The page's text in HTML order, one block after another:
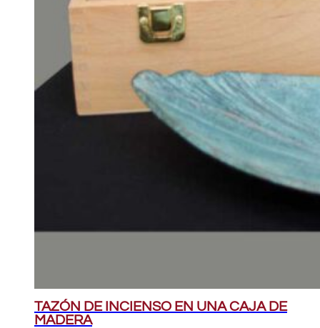
TAZÓN DE INCIENSO EN UNA CAJA DE
MADERA